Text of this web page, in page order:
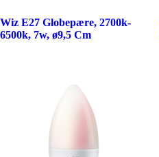
Wiz E27 Globepære, 2700k-
6500k, 7w, ø9,5 Cm